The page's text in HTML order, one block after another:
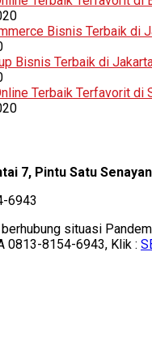
Bisnis Terbaik di
Bisnis Terbaik di
Terbaik Terfavorit di
7, Pintu Satu
6943
situasi
0813-8154-6943, Klik :